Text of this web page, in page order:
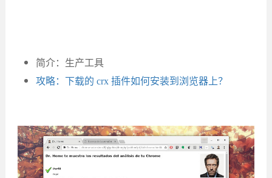
简介：生产工具
攻略：下载的 crx 插件如何安装到浏览器上？